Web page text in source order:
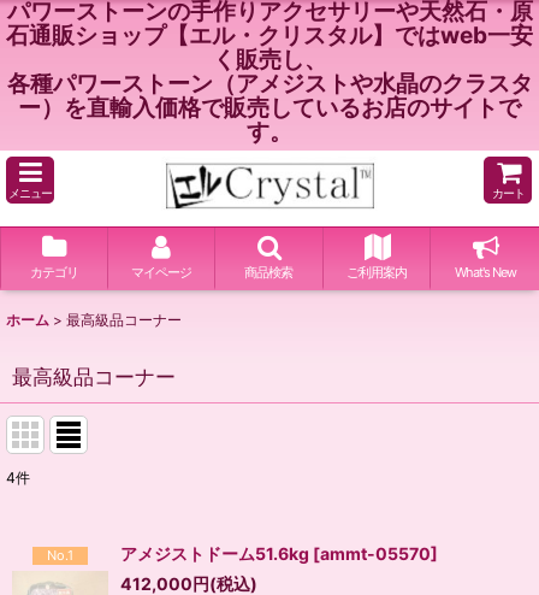
パワーストーンの手作りアクセサリーや天然石・原
石通販ショップ【エル・クリスタル】ではweb一安
く販売し、
各種パワーストーン（アメジストや水晶のクラスタ
ー）を直輸入価格で販売しているお店のサイトで
す。
メニュー カート
カテゴリ マイページ 商品検索 ご利用案内 What's New
ホーム > 最高級品コーナー
最高級品コーナー
4件
No.1 アメジストドーム51.6kg [ammt-05570]
412,000円(税込)